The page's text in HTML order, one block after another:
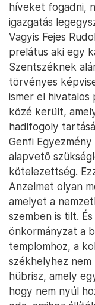
híveket fogadni,
igazgatás
Vagyis Fejes
prelátus aki egy
Szentszéknek
törvényes
ismer el
közé került,
hadifogoly
Genfi
alapvető
kötelezettség.
Anzelmet olyan
amelyet a
szemben is tilt.
önkormányzat a
templomhoz, a
székhelyhez
hübrisz, amely
hogy nem nyúl